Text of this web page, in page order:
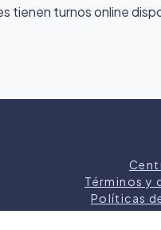
tienen turnos online
Términos y
Políticas
– Todos los